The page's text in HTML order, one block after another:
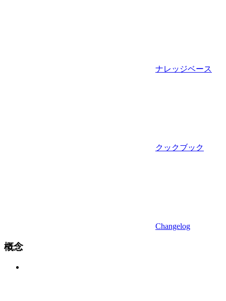
ナレッジベース
クックブック
Changelog
概念